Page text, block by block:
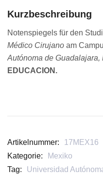
Kurzbeschreibung
Notenspiegels für den
Médico Cirujano am
Autónoma de Guadalajara,
EDUCACION.
Artikelnummer:
17MEX16
Kategorie:
Mexiko
Tag:
Universidad